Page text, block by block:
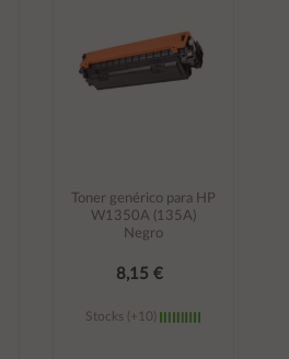
Toner genérico para HP
W1350A (135A)
Negro
8,15 €
Stocks (+10)